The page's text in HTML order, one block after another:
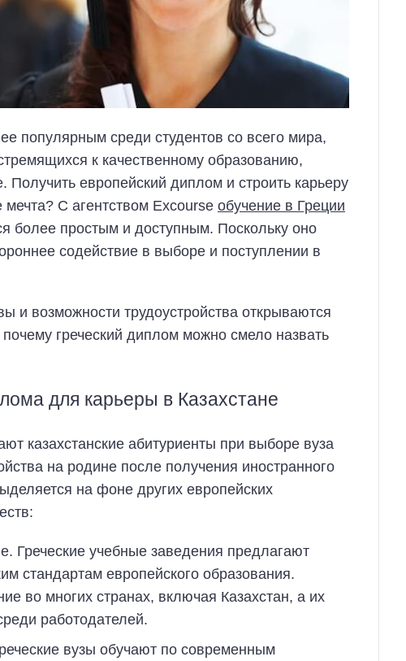
популярным среди студентов со всего мира,
к качественному образованию,
Получить европейский диплом и строить карьеру
С агентством Excourse обучение в Греции
более простым и доступным. Поскольку оно
содействие в выборе и поступлении в
и возможности трудоустройства открываются
греческий диплом можно смело назвать
для карьеры в Казахстане
казахстанские абитуриенты при выборе вуза
на родине после получения иностранного
на фоне других европейских
Греческие учебные заведения предлагают
стандартам европейского образования.
во многих странах, включая Казахстан, а их
работодателей.
вузы обучают по современным